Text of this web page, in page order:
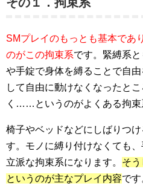
SMプレイのもっとも基本であ
のがこの拘束系です。緊縛系
や手錠で身体を縛ることで自
して自由に動けなくなったと
く……というのがよくある拘束
椅子やベッドなどにしばりつ
す。モノに縛り付けなくても
立派な拘束系になります。 そ
というのが主なプレイ内容です